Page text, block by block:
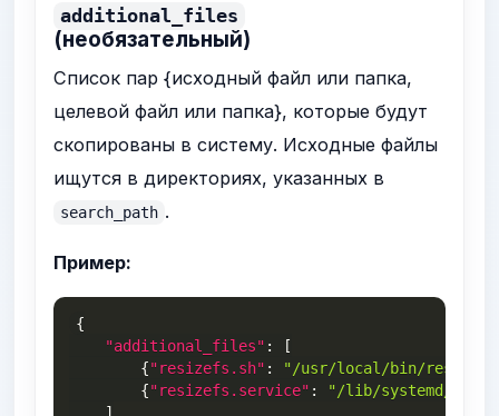
additional_files
(необязательный)
Список пар {исходный файл или папка,
целевой файл или папка}, которые будут
скопированы в систему. Исходные файлы
ищутся в директориях, указанных в
search_path .
Пример:
{
"additional_files" :
[
{"resizefs.sh" :
"/usr/local/bin/
{"resizefs.service" :
"/lib/systemd/
]